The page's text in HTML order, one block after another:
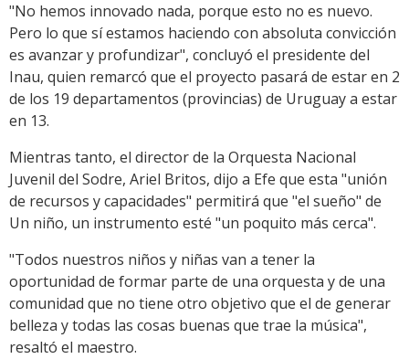
"No hemos innovado nada, porque esto no es nuevo.
Pero lo que sí estamos haciendo con absoluta convicción
es avanzar y profundizar", concluyó el presidente del
Inau, quien remarcó que el proyecto pasará de estar en 2
de los 19 departamentos (provincias) de Uruguay a estar
en 13.
Mientras tanto, el director de la Orquesta Nacional
Juvenil del Sodre, Ariel Britos, dijo a Efe que esta "unión
de recursos y capacidades" permitirá que "el sueño" de
Un niño, un instrumento esté "un poquito más cerca".
"Todos nuestros niños y niñas van a tener la
oportunidad de formar parte de una orquesta y de una
comunidad que no tiene otro objetivo que el de generar
belleza y todas las cosas buenas que trae la música",
resaltó el maestro.